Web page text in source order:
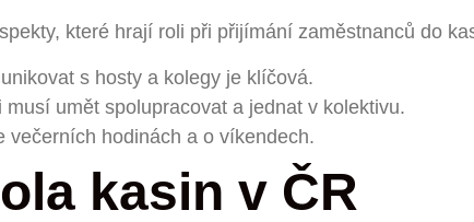
které hrají roli při přijímání zaměstnanců do
s hosty a kolegy je klíčová.
musí umět spolupracovat a jednat v kolektivu.
večerních hodinách a o víkendech.
kasin v ČR